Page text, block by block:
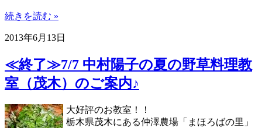
続きを読む »
2013年6月13日
≪終了≫7/7 中村陽子の夏の野草料理教
室（茂木）のご案内♪
大好評のお教室！！
栃木県茂木にある仲澤農場「まほろばの里」